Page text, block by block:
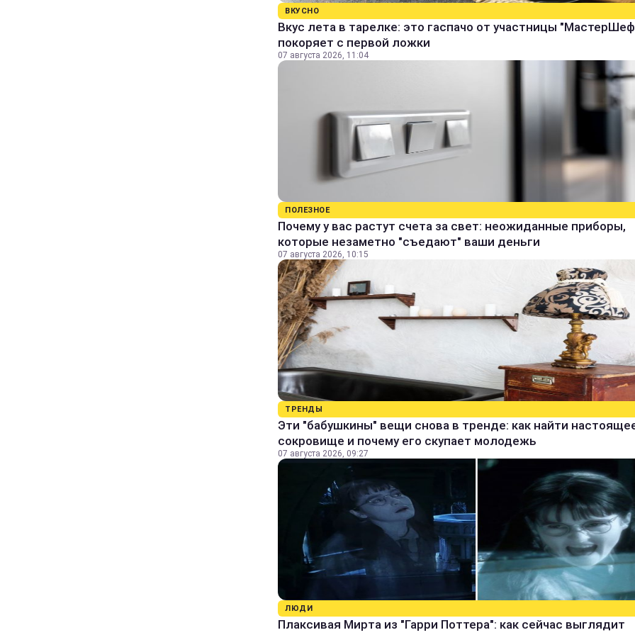
ВКУСНО
Вкус лета в тарелке: это гаспачо от участницы
покоряет с первой ложки
07 августа 2026, 11:04
ПОЛЕЗНОЕ
Почему у вас растут счета за свет: неожиданные приборы,
которые незаметно "съедают" ваши деньги
07 августа 2026, 10:15
ТРЕНДЫ
Эти "бабушкины" вещи снова в тренде: как найти
сокровище и почему его скупает молодежь
07 августа 2026, 09:27
ЛЮДИ
Плаксивая Мирта из "Гарри Поттера": как сейчас выглядит